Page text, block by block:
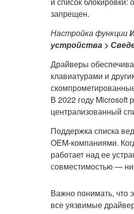
запрещен.
Настройка функции
устройства >
Драйверы
клавиатурами и
В 2022 году Microsoft
централизованный
Поддержка списка
OEM-компаниями.
работает над ее
совместимостью —
Важно понимать, что
все уязвимые